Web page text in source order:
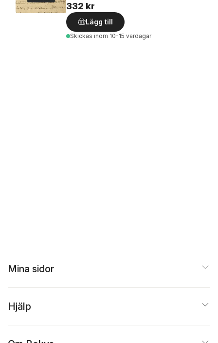
332 kr
Lägg till
Skickas inom 10-15 vardagar
Mina sidor
Hjälp